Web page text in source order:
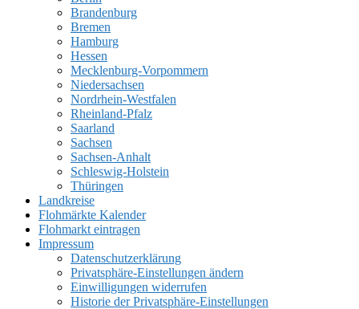
Brandenburg
Bremen
Hamburg
Hessen
Mecklenburg-Vorpommern
Niedersachsen
Nordrhein-Westfalen
Rheinland-Pfalz
Saarland
Sachsen
Sachsen-Anhalt
Schleswig-Holstein
Thüringen
Landkreise
Flohmärkte Kalender
Flohmarkt eintragen
Impressum
Datenschutzerklärung
Privatsphäre-Einstellungen ändern
Einwilligungen widerrufen
Historie der Privatsphäre-Einstellungen